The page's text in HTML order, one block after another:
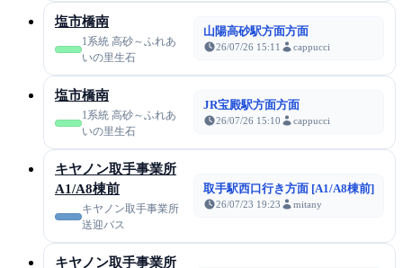
塩市橋南
1系統 高砂～ふれあ
いの里生石
山陽高砂駅方面方面
26/07/26 15:11 cappucci
塩市橋南
1系統 高砂～ふれあ
いの里生石
JR宝殿駅方面方面
26/07/26 15:10 cappucci
キヤノン取手事業所
A1/A8棟前
キヤノン取手事業所
送迎バス
取手駅西口行き方面 [A1/A8棟前]
26/07/23 19:23 mitany
キヤノン取手事業所